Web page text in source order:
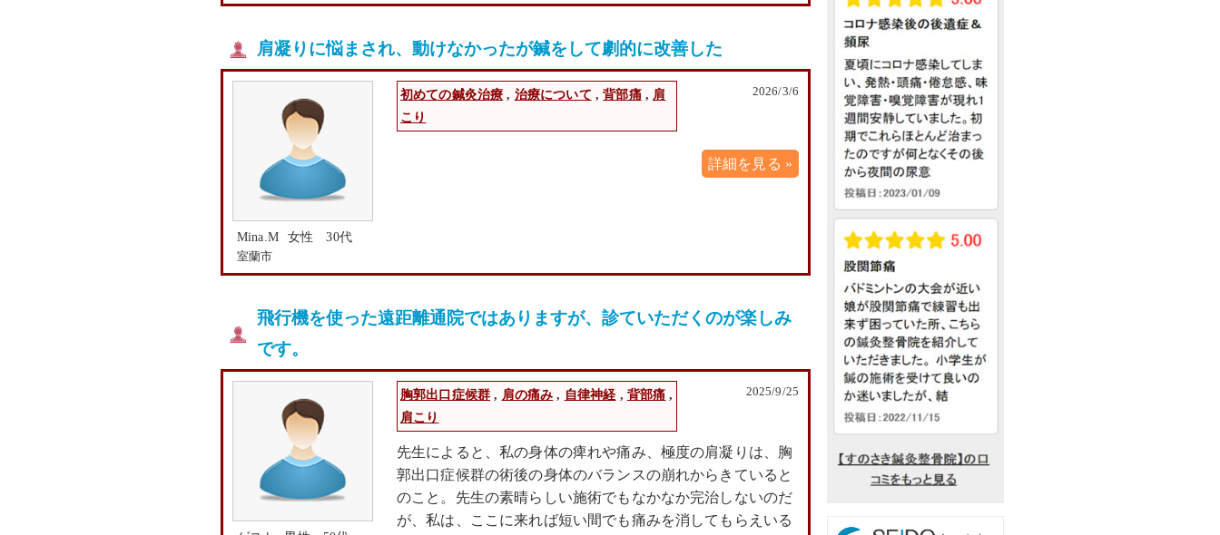
肩凝りに悩まされ、動けなかったが鍼をして劇的に改善した
Mina.M 女性 30代
室蘭市
初めての鍼灸治療 , 治療について ,背部痛, 肩
こり
2026/3/6
詳細を見る »
飛行機を使った遠距離通院ではありますが、診ていただくのが楽しみ
です。
胸郭出口症候群 , 肩の痛み , 自律神経, 背部痛 ,
肩こり
2025/9/25
先生によると、私の身体の痺れや痛み、極度の肩凝りは、胸
郭出口症候群の術後の身体のバランスの崩れからきていると
のこと。先生の素晴らしい施術でもなかなか完治しないのだ
が、私は、ここに来れば短い間でも痛みを消してもらえいる